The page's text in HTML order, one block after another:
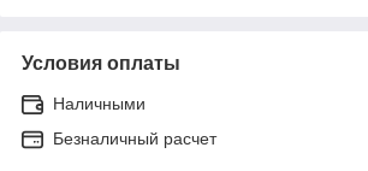
Условия оплаты
Наличными
Безналичный расчет